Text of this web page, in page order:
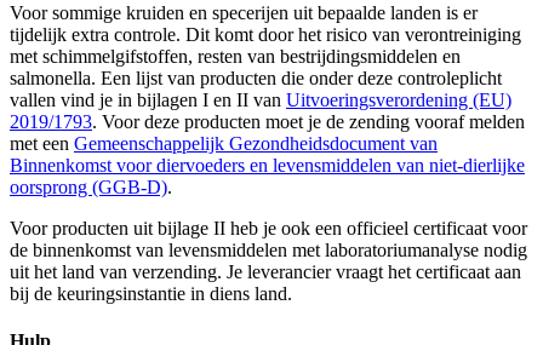
Voor sommige kruiden en specerijen uit bepaalde landen is er
tijdelijk extra controle. Dit komt door het risico van verontreiniging
met schimmelgifstoffen, resten van bestrijdingsmiddelen en
salmonella. Een lijst van producten die onder deze controleplicht
vallen vind je in bijlagen I en II van Uitvoeringsverordening (EU)
2019/1793. Voor deze producten moet je de zending vooraf melden
met een Gemeenschappelijk Gezondheidsdocument van
Binnenkomst voor diervoeders en levensmiddelen van niet-dierlijke
oorsprong (GGB-D).
Voor producten uit bijlage II heb je ook een officieel certificaat voor
de binnenkomst van levensmiddelen met laboratoriumanalyse nodig
uit het land van verzending. Je leverancier vraagt het certificaat aan
bij de keuringsinstantie in diens land.